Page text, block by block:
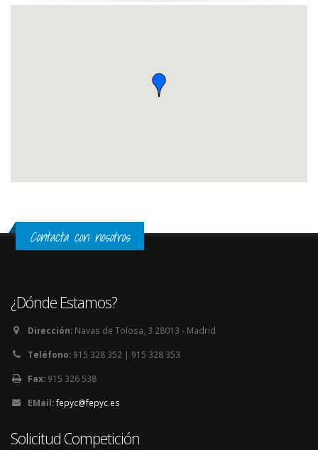
Contacta con nosotros
¿Dónde Estamos?
Dirección: Navas de Tolosa, 3 28013 - Madrid
Teléfono: 915 328 352 | 915 328 353
Fax: 915 326 538
EMail:fepyc@fepyc.es
Solicitud Competición